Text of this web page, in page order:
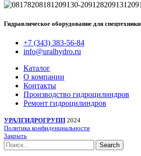
Гидравлическое оборудование для спецтехники
+7 (343) 383-56-84
info@uralhydro.ru
Каталог
О компании
Контакты
Производство гидроцилиндров
Ремонт гидроцилиндров
УРАЛГИДРОГРУПП 2024
Политика конфиденциальности
Закрыть
Search